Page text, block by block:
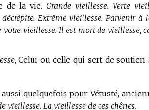
de la vie. Grande vieillesse. Verte
Extrême vieillesse. Parvenir
votre vieillesse. Il est mort de vieillesse,
Celui ou celle qui sert de soutien
quelquefois pour Vétusté,
vieillesse. La vieillesse de ces chênes.